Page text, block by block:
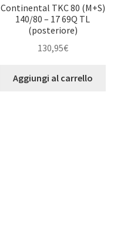
Continental TKC 80 (M+S)
140/80 – 17 69Q TL
(posteriore)
130,95€
Aggiungi al carrello